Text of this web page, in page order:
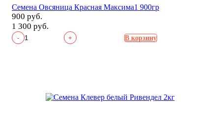
Семена Овсяница Красная Максима1 900гр
900 руб.
1 300 руб.
- + В корзину